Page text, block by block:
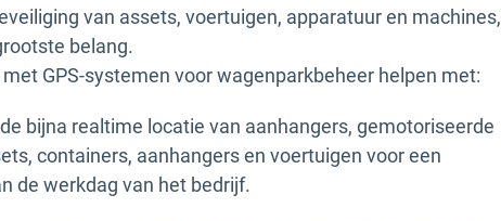
van assets, voertuigen, apparatuur en machines,
belang.
GPS-systemen voor wagenparkbeheer helpen met:
bijna realtime locatie van aanhangers, gemotoriseerde
containers, aanhangers en voertuigen voor een
de werkdag van het bedrijf.